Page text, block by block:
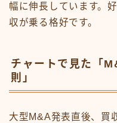
幅に伸長しています。
収が乗る格好です。
チャートで見た「
則」
大型M&A発表直後、買